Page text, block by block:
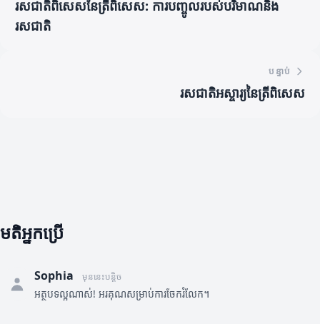
រសជាតិពិសេសនៃត្រីពិសេស: ការបញ្ចូលរបស់បរិមាណនិង
រសជាតិ
បន្ទាប់
រសជាតិអស្ចារ្យនៃត្រីពិសេស
មតិអ្នកប្រើ
Sophia មុននេះបន្តិច
អត្ថបទល្អណាស់! អរគុណសម្រាប់ការចែករំលែក។